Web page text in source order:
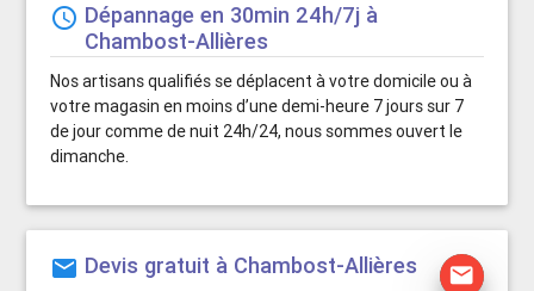
schedule Dépannage en 30min 24h/7j à
Chambost-Allières
Nos artisans qualifiés se déplacent à votre domicile ou à
votre magasin en moins d’une demi-heure 7 jours sur 7
de jour comme de nuit 24h/24, nous sommes ouvert le
dimanche.
mail Devis gratuit à Chambost-Allières mail